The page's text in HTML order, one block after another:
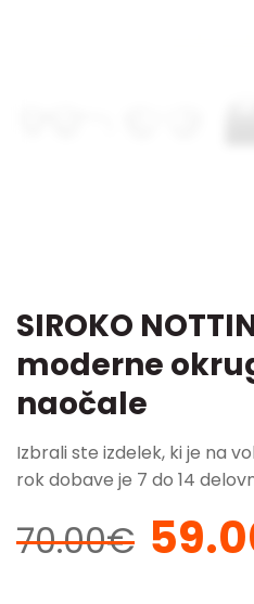
SIROKO
moderne
naočale
Izbrali ste izdelek, ki je na
rok dobave je 7 do 14
70.00€ cijena